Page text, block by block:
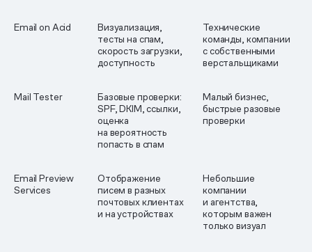
Email on Acid
Визуализация,
тесты на спам,
скорость загрузки,
доступность
Технические
команды, компании
с собственными
верстальщиками
Mail Tester
Базовые проверки:
SPF, DKIM, ссылки,
оценка
на вероятность
попасть в спам
Малый бизнес,
быстрые разовые
проверки
Email Preview
Services
Отображение
писем в разных
почтовых клиентах
и на устройствах
Небольшие
компании
и агентства,
которым важен
только визуал